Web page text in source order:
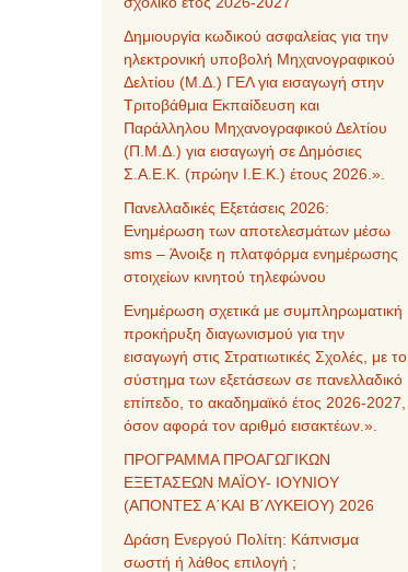
Δημιουργία κωδικού ασφαλείας για την
ηλεκτρονική υποβολή Μηχανογραφικού
Δελτίου (Μ.Δ.) ΓΕΛ για εισαγωγή στην
Τριτοβάθμια Εκπαίδευση και
Παράλληλου Μηχανογραφικού Δελτίου
(Π.Μ.Δ.) για εισαγωγή σε Δημόσιες
Σ.Α.Ε.Κ. (πρώην Ι.Ε.Κ.) έτους 2026.».
Πανελλαδικές Εξετάσεις 2026:
Ενημέρωση των αποτελεσμάτων μέσω
sms – Άνοιξε η πλατφόρμα ενημέρωσης
στοιχείων κινητού τηλεφώνου
Ενημέρωση σχετικά με συμπληρωματική
προκήρυξη διαγωνισμού για την
εισαγωγή στις Στρατιωτικές Σχολές, με το
σύστημα των εξετάσεων σε πανελλαδικό
επίπεδο, το ακαδημαϊκό έτος 2026-2027,
όσον αφορά τον αριθμό εισακτέων.».
ΠΡΟΓΡΑΜΜΑ ΠΡΟΑΓΩΓΙΚΩΝ
ΕΞΕΤΑΣΕΩΝ ΜΑΪΟΥ- ΙΟΥΝΙΟΥ
(ΑΠΟΝΤΕΣ Α΄ΚΑΙ Β΄ΛΥΚΕΙΟΥ) 2026
Δράση Ενεργού Πολίτη: Κάπνισμα
σωστή ή λάθος επιλογή ;